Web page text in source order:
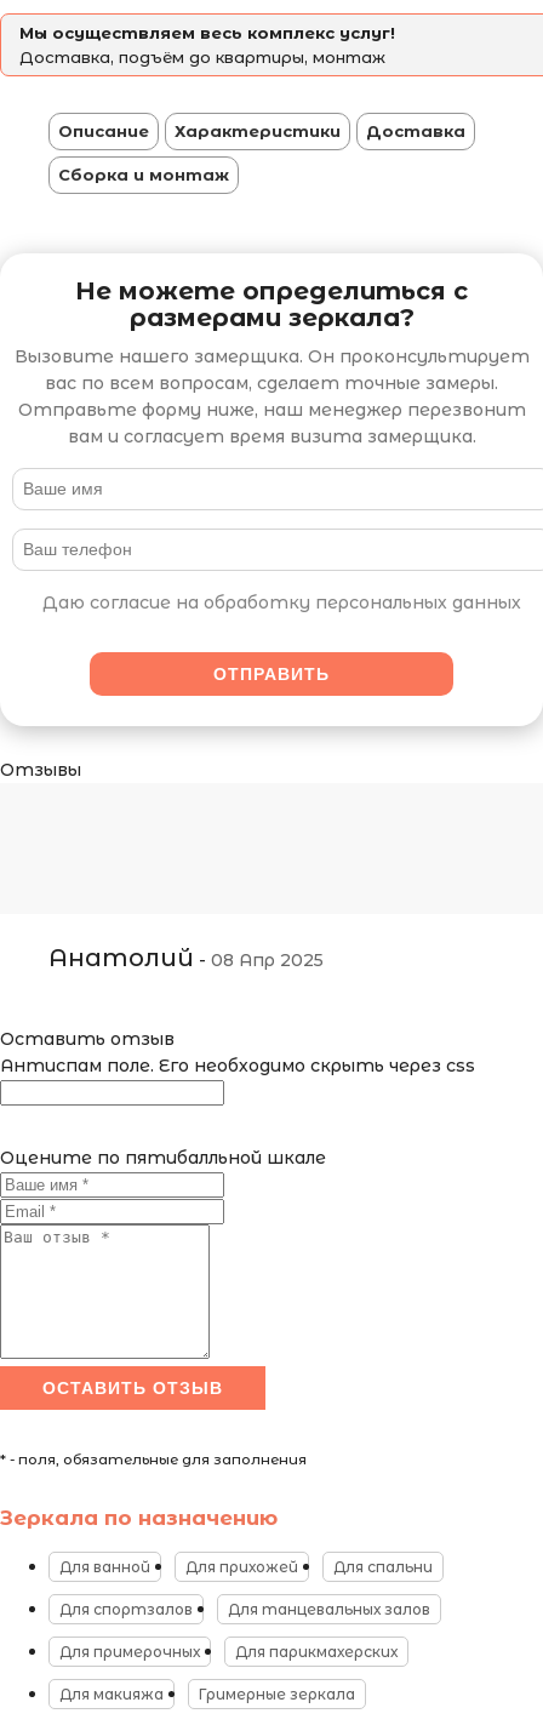
Мы осуществляем весь комплекс услуг!
Доставка, подъём до квартиры, монтаж
Описание Характеристики Доставка
Сборка и монтаж
Не можете определиться с
размерами зеркала?
Вызовите нашего замерщика. Он проконсультирует
вас по всем вопросам, сделает точные замеры.
Отправьте форму ниже, наш менеджер перезвонит
вам и согласует время визита замерщика.
Даю согласие на обработку персональных данных
Отзывы
Анатолий - 08 Апр 2025
Оставить отзыв
Антиспам поле. Его необходимо скрыть через css
Оцените по пятибалльной шкале
* - поля, обязательные для заполнения
Зеркала по назначению
Для ванной Для прихожей Для спальни
Для спортзалов Для танцевальных залов
Для примерочных Для парикмахерских
Для макияжа Гримерные зеркала